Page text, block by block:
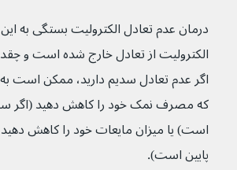
درمان عدم تعادل الکترولیت بستگی به
الکترولیت از تعادل خارج شده است و
اگر عدم تعادل سدیم دارید، ممکن است
که مصرف نمک خود را کاهش دهید (اگر
است) یا میزان مایعات خود را کاهش
پایین است).